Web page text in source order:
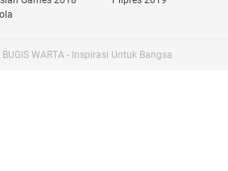
BUGIS WARTA - Inspirasi Untuk Bangsa